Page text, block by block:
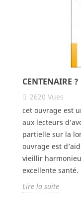
CENTENAIRE
2620 Vues
cet ouvrage est
aux lecteurs
partielle sur la
ouvrage est
vieillir
excellente santé.
Lire la suite